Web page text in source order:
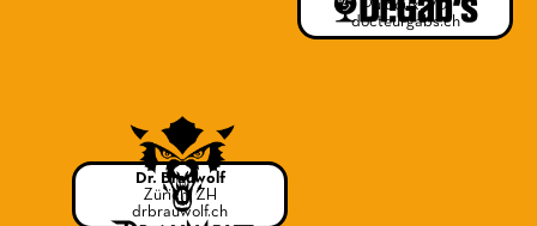
Dr. Brauwolf
Zürich, ZH
drbrauwolf.ch
Puidoux, VD
docteurgabs.ch